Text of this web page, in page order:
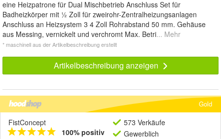
eine Heizpatrone für Dual Mischbetrieb Anschluss Set für
Badheizkörper mit ½ Zoll für zweirohr-Zentralheizungsanlagen
Anschluss an Heizsystem 3 4 Zoll Rohrabstand 50 mm. Gehäuse
aus Messing, vernickelt und verchromt Max. Betri... Mehr
* maschinell aus der Artikelbeschreibung erstellt
Artikelbeschreibung anzeigen
Gold
FistConcept
100% positiv
573 Verkäufe
Gewerblich